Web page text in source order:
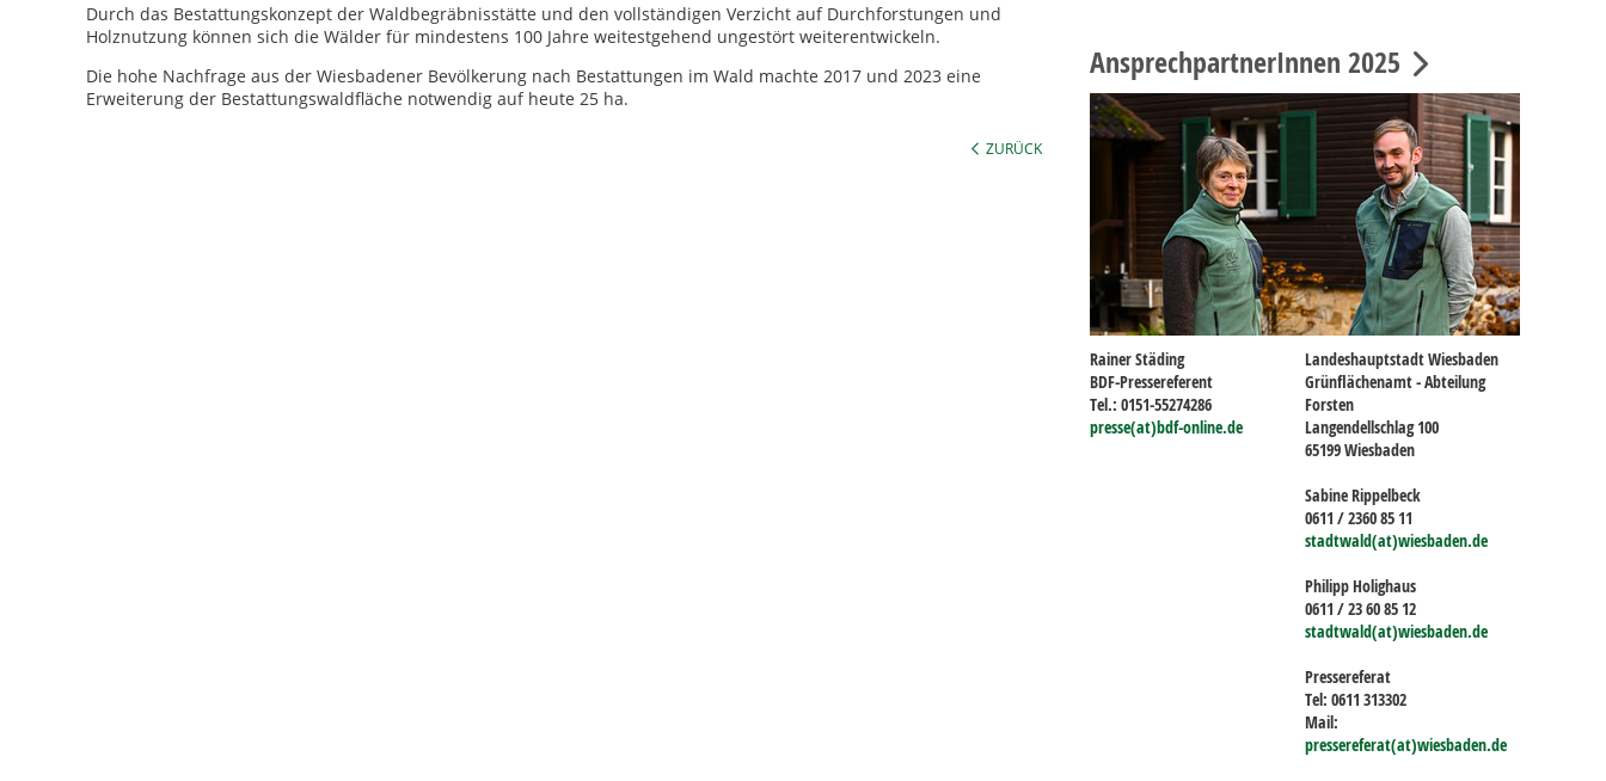
Durch das Bestattungskonzept der Waldbegräbnisstätte und den vollständigen Verzicht auf Durchforstungen und
Holznutzung können sich die Wälder für mindestens 100 Jahre weitestgehend ungestört weiterentwickeln.
Die hohe Nachfrage aus der Wiesbadener Bevölkerung nach Bestattungen im Wald machte 2017 und 2023 eine
Erweiterung der Bestattungswaldfläche notwendig auf heute 25 ha.
ZURÜCK
AnsprechpartnerInnen 2025
Rainer Städing
BDF-Pressereferent
Tel.: 0151-55274286
presse(at)bdf-online.de
Landeshauptstadt Wiesbaden
Grünflächenamt - Abteilung
Forsten
Langendellschlag 100
65199 Wiesbaden
Sabine Rippelbeck
0611 / 2360 85 11
stadtwald(at)wiesbaden.de
Philipp Holighaus
0611 / 23 60 85 12
stadtwald(at)wiesbaden.de
Pressereferat
Tel: 0611 313302
Mail:
pressereferat(at)wiesbaden.de